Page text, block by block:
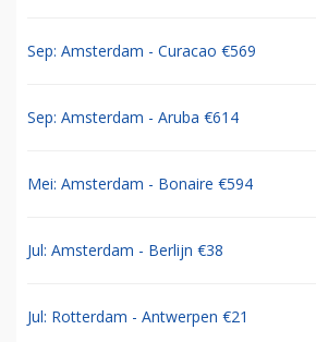
Sep: Amsterdam - Curacao €569
Sep: Amsterdam - Aruba €614
Mei: Amsterdam - Bonaire €594
Jul: Amsterdam - Berlijn €38
Jul: Rotterdam - Antwerpen €21